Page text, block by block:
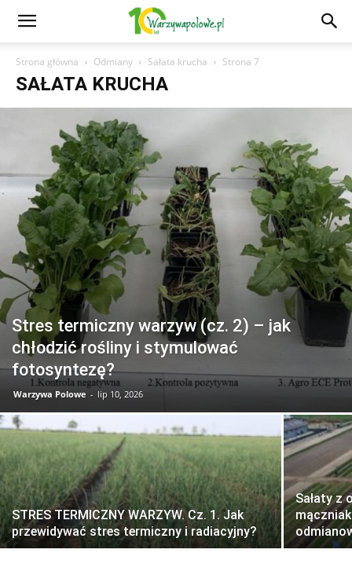
Strona główna Odmiany Sałata krucha Strona 7
SAŁATA KRUCHA
Stres termiczny warzyw (cz. 2) – jak
chłodzić rośliny i stymulować
fotosyntezę?
Warzywa Polowe - lip 10, 2026
STRES TERMICZNY WARZYW. Cz. 1. Jak
przewidywać stres termiczny i radiacyjny?
Sałaty z